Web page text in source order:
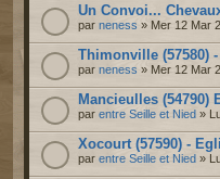
Un Convoi...
par neness » Mer 12 Mar
Thimonville (57580)
par neness » Mer 12 Mar
Mancieulles (54790)
par entre Seille et Nied »
Xocourt (57590) -
par entre Seille et Nied »